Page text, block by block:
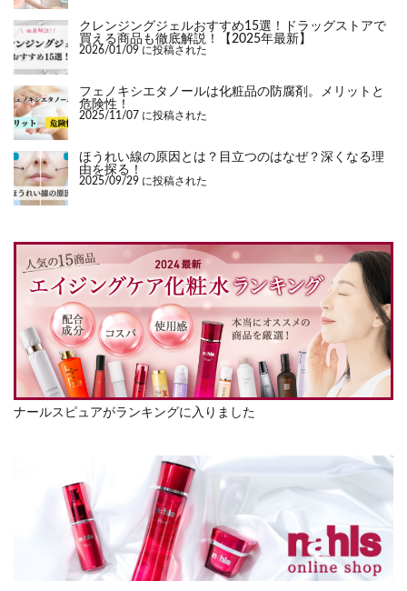
クレンジングジェルおすすめ15選！ドラッグストアで
買える商品も徹底解説！【2025年最新】
2026/01/09 に投稿された
フェノキシエタノールは化粧品の防腐剤。メリットと
危険性！
2025/11/07 に投稿された
ほうれい線の原因とは？目立つのはなぜ？深くなる理
由を探る！
2025/09/29 に投稿された
ナールスピュアがランキングに入りました